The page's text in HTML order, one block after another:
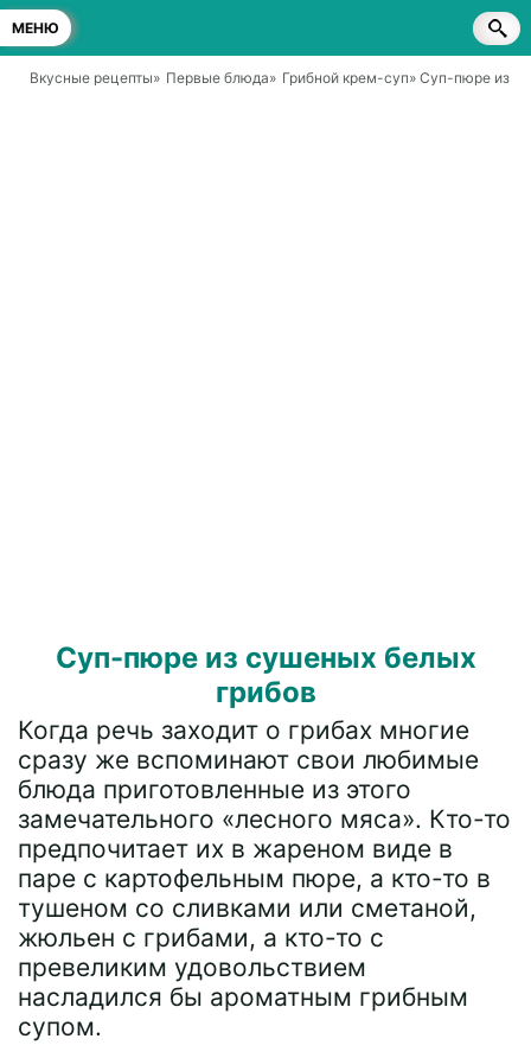
МЕНЮ
Вкусные рецепты» Первые блюда» Грибной крем-суп» Суп-пюре из
Суп-пюре из сушеных белых
грибов
Когда речь заходит о грибах многие
сразу же вспоминают свои любимые
блюда приготовленные из этого
замечательного «лесного мяса». Кто-то
предпочитает их в жареном виде в
паре с картофельным пюре, а кто-то в
тушеном со сливками или сметаной,
жюльен с грибами, а кто-то с
превеликим удовольствием
насладился бы ароматным грибным
супом.